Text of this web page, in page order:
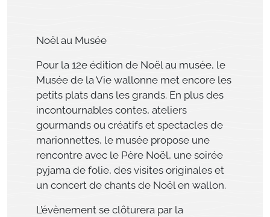
Noël au Musée
Pour la 12e édition de Noël au musée, le
Musée de la Vie wallonne met encore les
petits plats dans les grands. En plus des
incontournables contes, ateliers
gourmands ou créatifs et spectacles de
marionnettes, le musée propose une
rencontre avec le Père Noël, une soirée
pyjama de folie, des visites originales et
un concert de chants de Noël en wallon.
L’évènement se clôturera par la